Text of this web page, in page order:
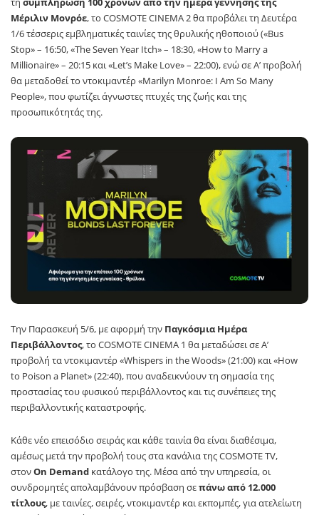
Μέριλιν Μονρόε, το COSMOTE CINEMA 2 θα προβάλει τη Δευτέρα
1/6 τέσσερις εμβληματικές ταινίες της θρυλικής ηθοποιού («Bus
Stop» – 16:50, «The Seven Year Itch» – 18:30, «How to Marry a
Millionaire» – 20:15 και «Let’s Make Love» – 22:00), ενώ σε Α’ προβολή
θα μεταδοθεί το ντοκιμαντέρ «Marilyn Monroe: I Am So Many
People», που φωτίζει άγνωστες πτυχές της ζωής και της
προσωπικότητάς της.
Την Παρασκευή 5/6, με αφορμή την Παγκόσμια Ημέρα
Περιβάλλοντος, το COSMOTE CINEMA 1 θα μεταδώσει σε Α’
προβολή τα ντοκιμαντέρ «Whispers in the Woods» (21:00) και «How
to Poison a Planet» (22:40), που αναδεικνύουν τη σημασία της
προστασίας του φυσικού περιβάλλοντος και τις συνέπειες της
περιβαλλοντικής καταστροφής.
Κάθε νέο επεισόδιο σειράς και κάθε ταινία θα είναι διαθέσιμα,
αμέσως μετά την προβολή τους στα κανάλια της COSMOTE TV,
στονOn Demand κατάλογο της. Μέσα από την υπηρεσία, οι
συνδρομητές απολαμβάνουν πρόσβαση σεπάνω από 12.000
τίτλους, με ταινίες, σειρές, ντοκιμαντέρ και εκπομπές, για ατελείωτη